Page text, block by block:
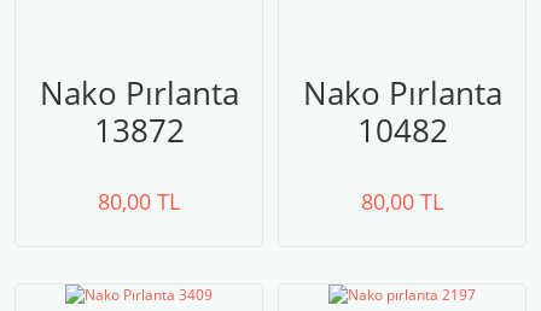
Nako Pırlanta
13872
80,00 TL
Nako Pırlanta
10482
80,00 TL